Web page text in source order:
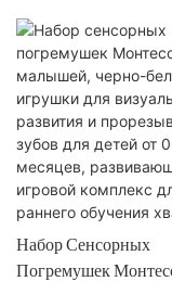
Набор Сенсорных
Погремушек